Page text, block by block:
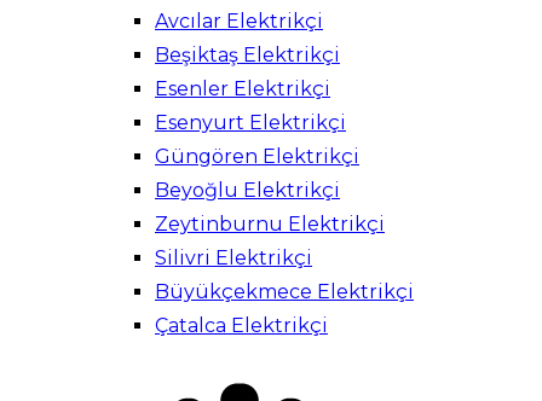
Avcılar Elektrikçi
Beşiktaş Elektrikçi
Esenler Elektrikçi
Esenyurt Elektrikçi
Güngören Elektrikçi
Beyoğlu Elektrikçi
Zeytinburnu Elektrikçi
Silivri Elektrikçi
Büyükçekmece Elektrikçi
Çatalca Elektrikçi